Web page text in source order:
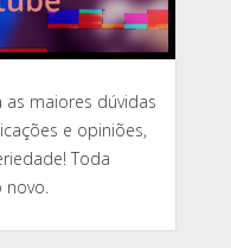
maiores dúvidas
e opiniões,
Toda